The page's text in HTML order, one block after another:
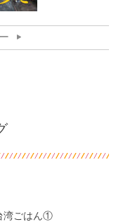
湾ごはん①